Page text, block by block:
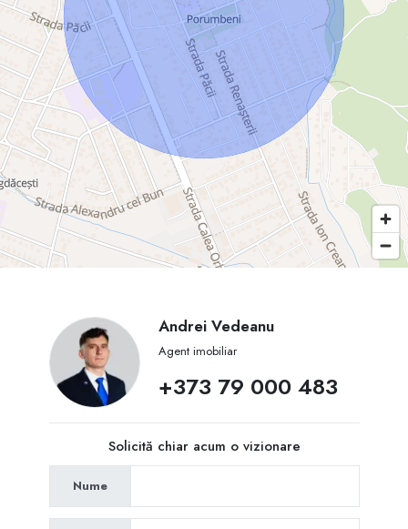
Andrei Vedeanu
Agent imobiliar
+373 79 000 483
Solicită chiar acum o vizionare
Nume